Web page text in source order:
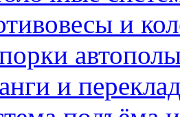
и
и